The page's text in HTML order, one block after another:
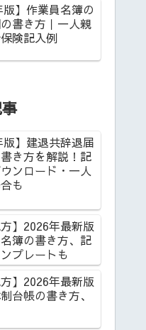
版】作業員名簿の
書き方｜一人親
険記入例
版】建退共辞退届
き方を解説！記
ンロード・一人
も
方】2026年最新版
簿の書き方、記
プレートも
方】2026年最新版
台帳の書き方、